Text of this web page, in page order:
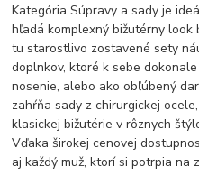
Kategória Súpravy a sady je
hľadá komplexný bižutérny look
tu starostlivo zostavené sety
doplnkov, ktoré k sebe
nosenie, alebo ako obľúbený
zahŕňa sady z chirurgickej
klasickej bižutérie v rôznych
Vďaka širokej cenovej
aj každý muž, ktorí si potrpia na